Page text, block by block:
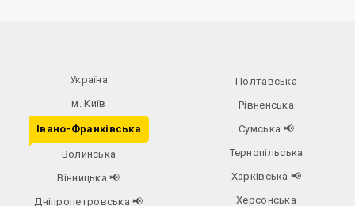
Україна
м. Київ
Івано-Франківська
Волинська
Вінницька📢
Дніпропетровська📢
Полтавська
Рівненська
Сумська 📢
Тернопільська
Харківська 📢
Херсонська